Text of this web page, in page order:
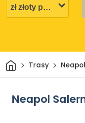
DomTrasy
Neapol